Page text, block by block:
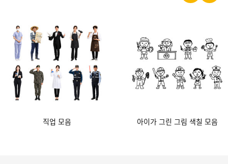
직업 모음 아이가 그린 그림 색칠 모음